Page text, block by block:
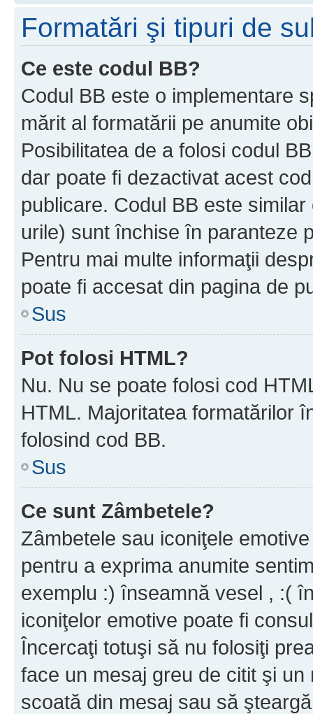
Formatări şi tipuri de
Ce este codul BB?
Codul BB este o implementare
mărit al formatării pe anumite
Posibilitatea de a folosi codul
dar poate fi dezactivat acest
publicare. Codul BB este
urile) sunt închise în paranteze
Pentru mai multe informaţii
poate fi accesat din pagina de
Sus
Pot folosi HTML?
Nu. Nu se poate folosi cod
HTML. Majoritatea formatărilor
folosind cod BB.
Sus
Ce sunt Zâmbetele?
Zâmbetele sau iconiţele
pentru a exprima anumite
exemplu :) înseamnă vesel , :(
iconiţelor emotive poate fi
Încercaţi totuşi să nu folosiţi
face un mesaj greu de citit şi
scoată din mesaj sau să